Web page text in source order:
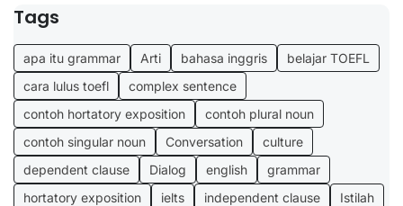
Tags
apa itu grammar Arti bahasa inggris
belajar TOEFL
cara lulus toefl
complex sentence
contoh hortatory exposition
contoh plural noun
contoh singular noun
Conversation
culture
dependent clause
Dialog english
grammar
hortatory exposition
ielts independent clause
Istilah